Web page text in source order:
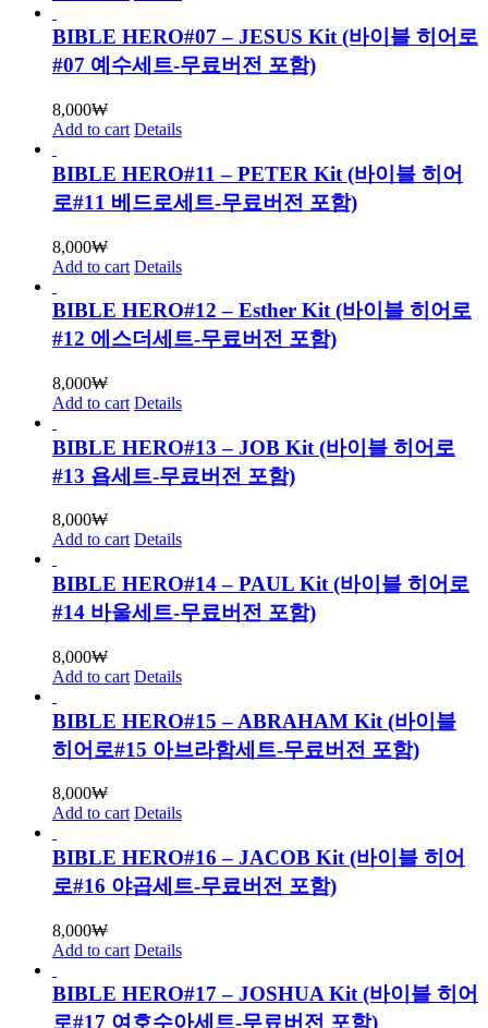
BIBLE HERO#07 – JESUS Kit (바이블 히어로
#07 예수세트-무료버전 포함)
8,000₩
Add to cart Details
BIBLE HERO#11 – PETER Kit (바이블 히어
로#11 베드로세트-무료버전 포함)
8,000₩
Add to cart Details
BIBLE HERO#12 – Esther Kit (바이블 히어로
#12 에스더세트-무료버전 포함)
8,000₩
Add to cart Details
BIBLE HERO#13 – JOB Kit (바이블 히어로
#13 욥세트-무료버전 포함)
8,000₩
Add to cart Details
BIBLE HERO#14 – PAUL Kit (바이블 히어로
#14 바울세트-무료버전 포함)
8,000₩
Add to cart Details
BIBLE HERO#15 – ABRAHAM Kit (바이블
히어로#15 아브라함세트-무료버전 포함)
8,000₩
Add to cart Details
BIBLE HERO#16 – JACOB Kit (바이블 히어
로#16 야곱세트-무료버전 포함)
8,000₩
Add to cart Details
BIBLE HERO#17 – JOSHUA Kit (바이블 히어
로#17 여호수아세트-무료버전 포함)